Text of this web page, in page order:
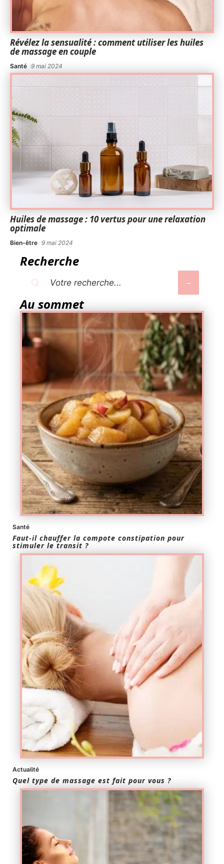
Révélez la sensualité : comment utiliser les huiles
de massage en couple
Santé 9 mai 2024
Huiles de massage : 10 vertus pour une relaxation
optimale
Bien-être 9 mai 2024
Recherche
Au sommet
Santé
Faut-il chauffer la compote constipation pour
stimuler le transit ?
Actualité
Quel type de massage est fait pour vous ?